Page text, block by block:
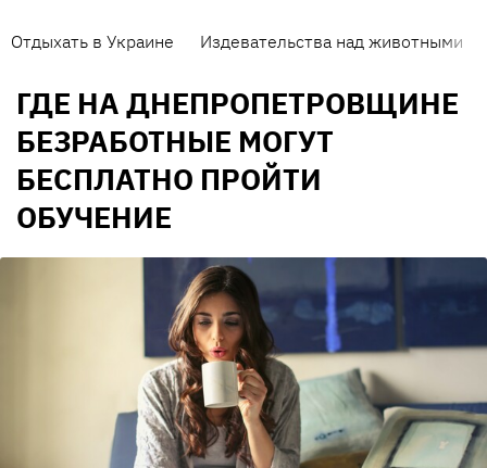
Отдыхать в Украине Издевательства над животными
ГДЕ НА ДНЕПРОПЕТРОВЩИНЕ
БЕЗРАБОТНЫЕ МОГУТ
БЕСПЛАТНО ПРОЙТИ
ОБУЧЕНИЕ